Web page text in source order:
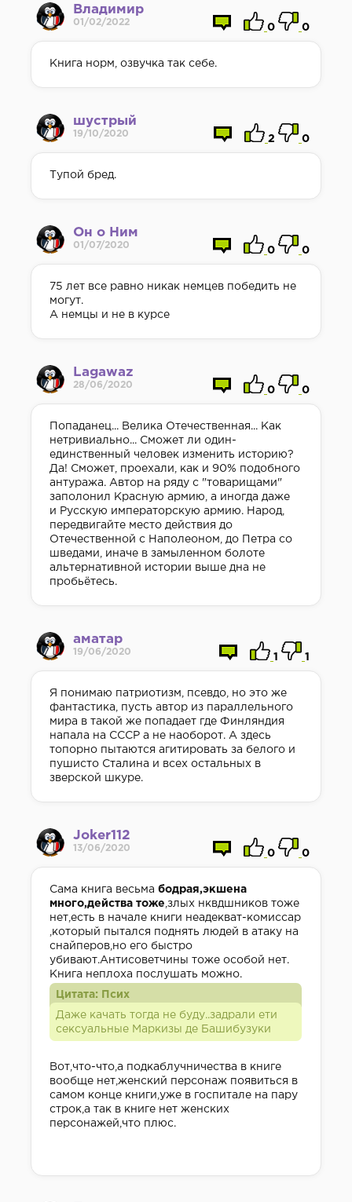
Владимир
01/02/2022
0 0
Книга норм, озвучка так себе.
шустрый
19/10/2020
2 0
Тупой бред.
Он о Ним
01/07/2020
0 0
75 лет все равно никак немцев победить не
могут.
А немцы и не в курсе
Lagawaz
28/06/2020
0 0
Попаданец... Велика Отечественная... Как
нетривиально... Сможет ли один-
единственный человек изменить историю?
Да! Сможет, проехали, как и 90% подобного
антуража. Автор на ряду с "товарищами"
заполонил Красную армию, а иногда даже
и Русскую императорскую армию. Народ,
передвигайте место действия до
Отечественной с Наполеоном, до Петра со
шведами, иначе в замыленном болоте
альтернативной истории выше дна не
пробьётесь.
аматар
19/06/2020
1 1
Я понимаю патриотизм, псевдо, но это же
фантастика, пусть автор из параллельного
мира в такой же попадает где Финляндия
напала на СССР а не наоборот. А здесь
топорно пытаются агитировать за белого и
пушисто Сталина и всех остальных в
зверской шкуре.
Joker112
13/06/2020
0 0
Сама книга весьма бодрая,экшена
много,действа тоже ,злых нквдшников тоже
нет,есть в начале книги неадекват-комиссар
,который пытался поднять людей в атаку на
снайперов,но его быстро
убивают.Антисоветчины тоже особой нет.
Книга неплоха послушать можно.
Цитата: Псих
Даже качать тогда не буду..задрали ети
сексуальные Маркизы де Башибузуки
Вот,что-что,а подкаблучничества в книге
вообще нет,женский персонаж появиться в
самом конце книги,уже в госпитале на пару
строк,а так в книге нет женских
персонажей,что плюс.